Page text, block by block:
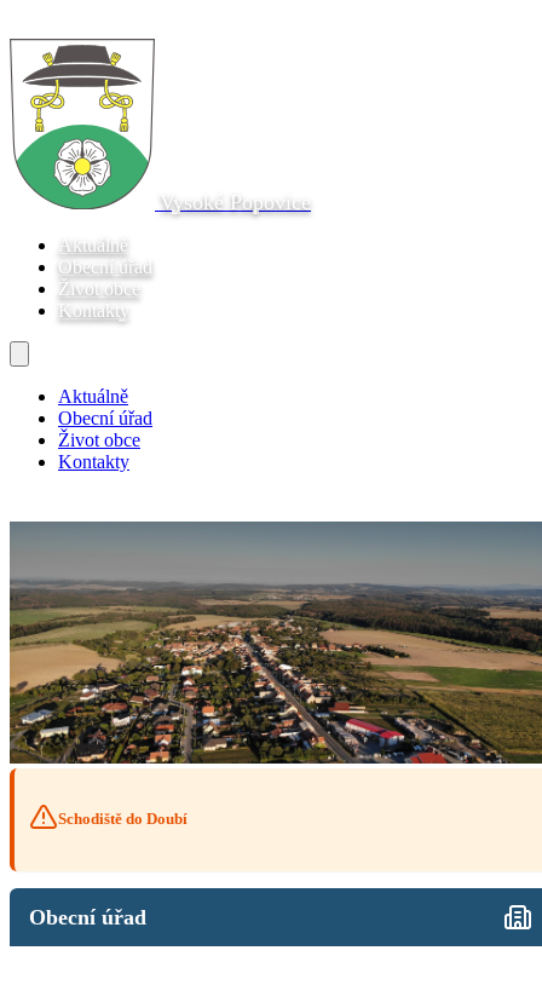
Vysoké Popovice
Aktuálně
Obecní úřad
Život obce
Kontakty
Aktuálně
Obecní úřad
Život obce
Kontakty
Schodiště do Doubí
Obecní úřad